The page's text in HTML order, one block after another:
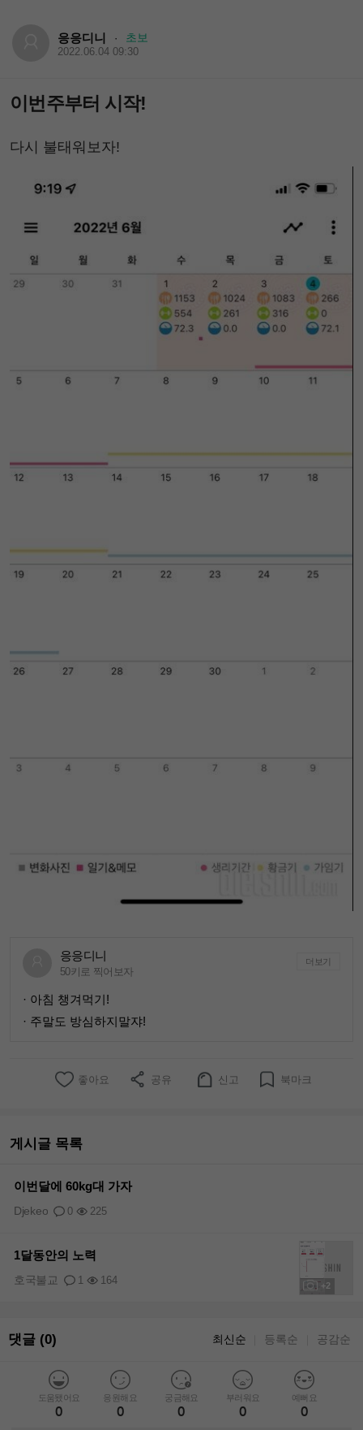
응응디니 · 초보
2022.06.04 09:30
이번주부터 시작!
다시 불태워보자!
응응디니
50키로 찍어보자
더보기
· 아침 챙겨먹기!
· 주말도 방심하지말쟈!
좋아요 공유 신고 북마크
게시글 목록
이번달에 60kg대 가자
0 225
Djekeo
+2
1달동안의 노력
1 164
호국불교
댓글 (0) 최신순 등록순 공감순
도움됐어요
0
응원해요
0
궁금해요
0
부러워요
0
예뻐요
0